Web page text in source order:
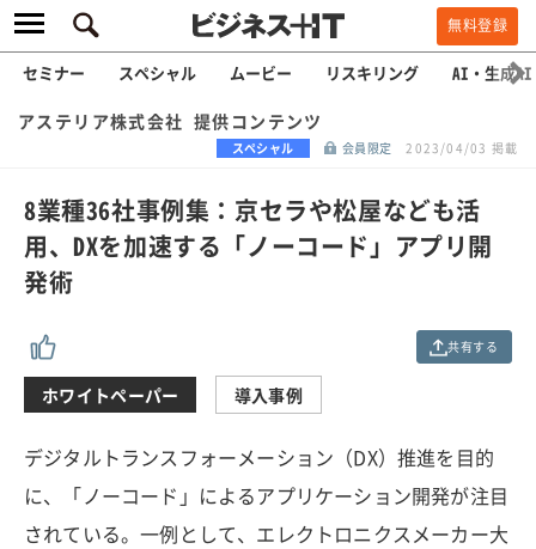
無料登録
セミナー スペシャル ムービー リスキリング AI・生成AI
アステリア株式会社 提供コンテンツ
スペシャル 会員限定 2023/04/03 掲載
8業種36社事例集：京セラや松屋なども活
用、DXを加速する「ノーコード」アプリ開
発術
共有する
ホワイトペーパー 導入事例
デジタルトランスフォーメーション（DX）推進を目的
に、「ノーコード」によるアプリケーション開発が注目
されている。一例として、エレクトロニクスメーカー大